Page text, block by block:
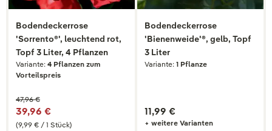
Bodendeckerrose
'Sorrento®', leuchtend rot,
Topf 3 Liter, 4 Pflanzen
Variante: 4 Pflanzen zum
Vorteilspreis
(9,99 € / 1 Stück)
47,96 €
39,96 €
Bodendeckerrose
'Bienenweide'®, gelb, Topf
3 Liter
Variante: 1 Pflanze
11,99 €
+ weitere Varianten